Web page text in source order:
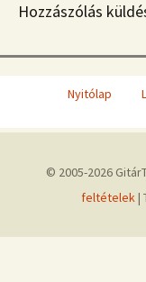
Hozzászólás
Nyitólap
© 2005-2026
feltételek|